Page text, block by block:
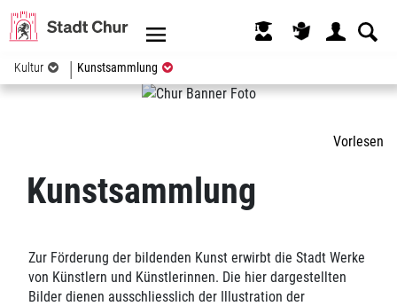
Kopfzeile
Kultur Kunstsammlung (ausgewählt)
Vorlesen
Kunstsammlung
Zur Förderung der bildenden Kunst erwirbt die Stadt Werke
von Künstlern und Künstlerinnen. Die hier dargestellten
Bilder dienen ausschliesslich der Illustration der